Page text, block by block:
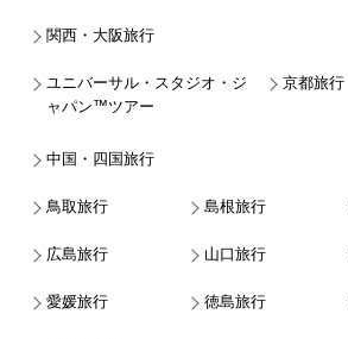
関西・大阪旅行
ユニバーサル・スタジオ・ジ
ャパン™ツアー
京都旅行
中国・四国旅行
鳥取旅行 島根旅行
広島旅行 山口旅行
愛媛旅行 徳島旅行